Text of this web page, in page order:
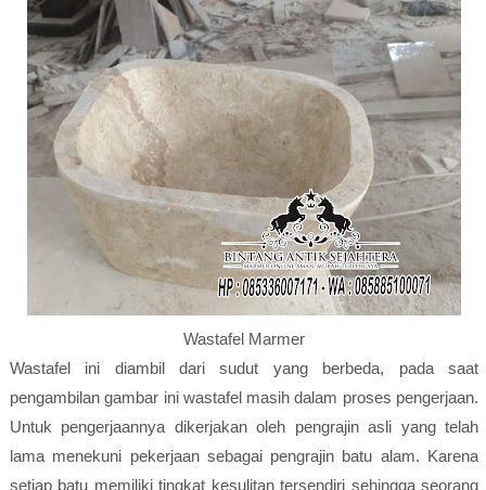
Wastafel Marmer
Wastafel ini diambil dari sudut yang berbeda, pada saat
pengambilan gambar ini wastafel masih dalam proses pengerjaan.
Untuk pengerjaannya dikerjakan oleh pengrajin asli yang telah
lama menekuni pekerjaan sebagai pengrajin batu alam. Karena
setiap batu memiliki tingkat kesulitan tersendiri sehingga seorang